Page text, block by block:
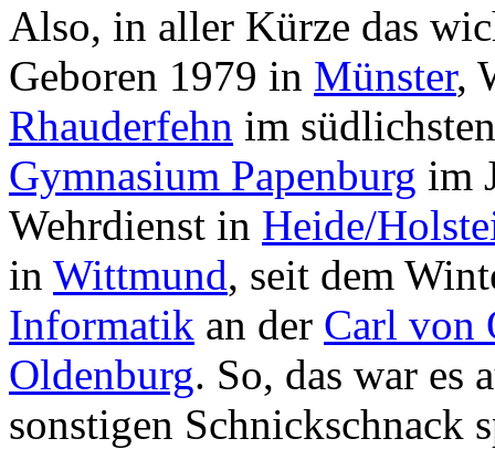
Also, in aller Kürze das
Geboren 1979 in Münster,
Rhauderfehn im
Gymnasium Papenburg im
Wehrdienst in Heide/
in Wittmund, seit dem
Informatik an der Carl von
Oldenburg. So, das war es
sonstigen Schnickschnack